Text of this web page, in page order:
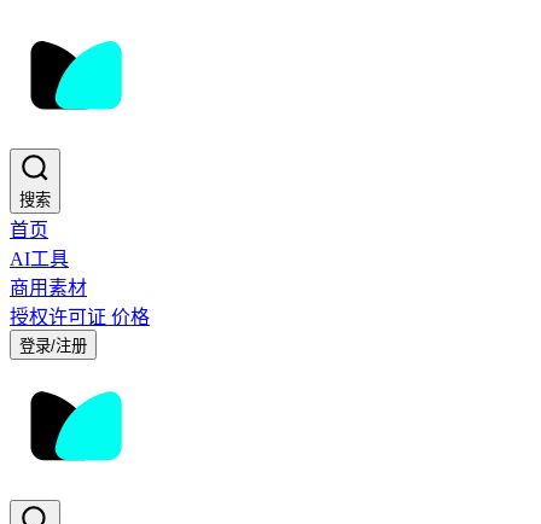
搜索
首页
AI工具
商用素材
授权许可证 价格
登录/注册